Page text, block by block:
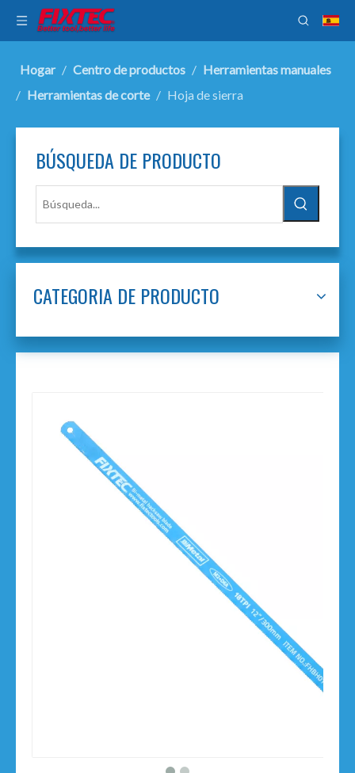
Hogar / Centro de productos / Herramientas manuales
/ Herramientas de corte / Hoja de sierra
BÚSQUEDA DE PRODUCTO
CATEGORIA DE PRODUCTO